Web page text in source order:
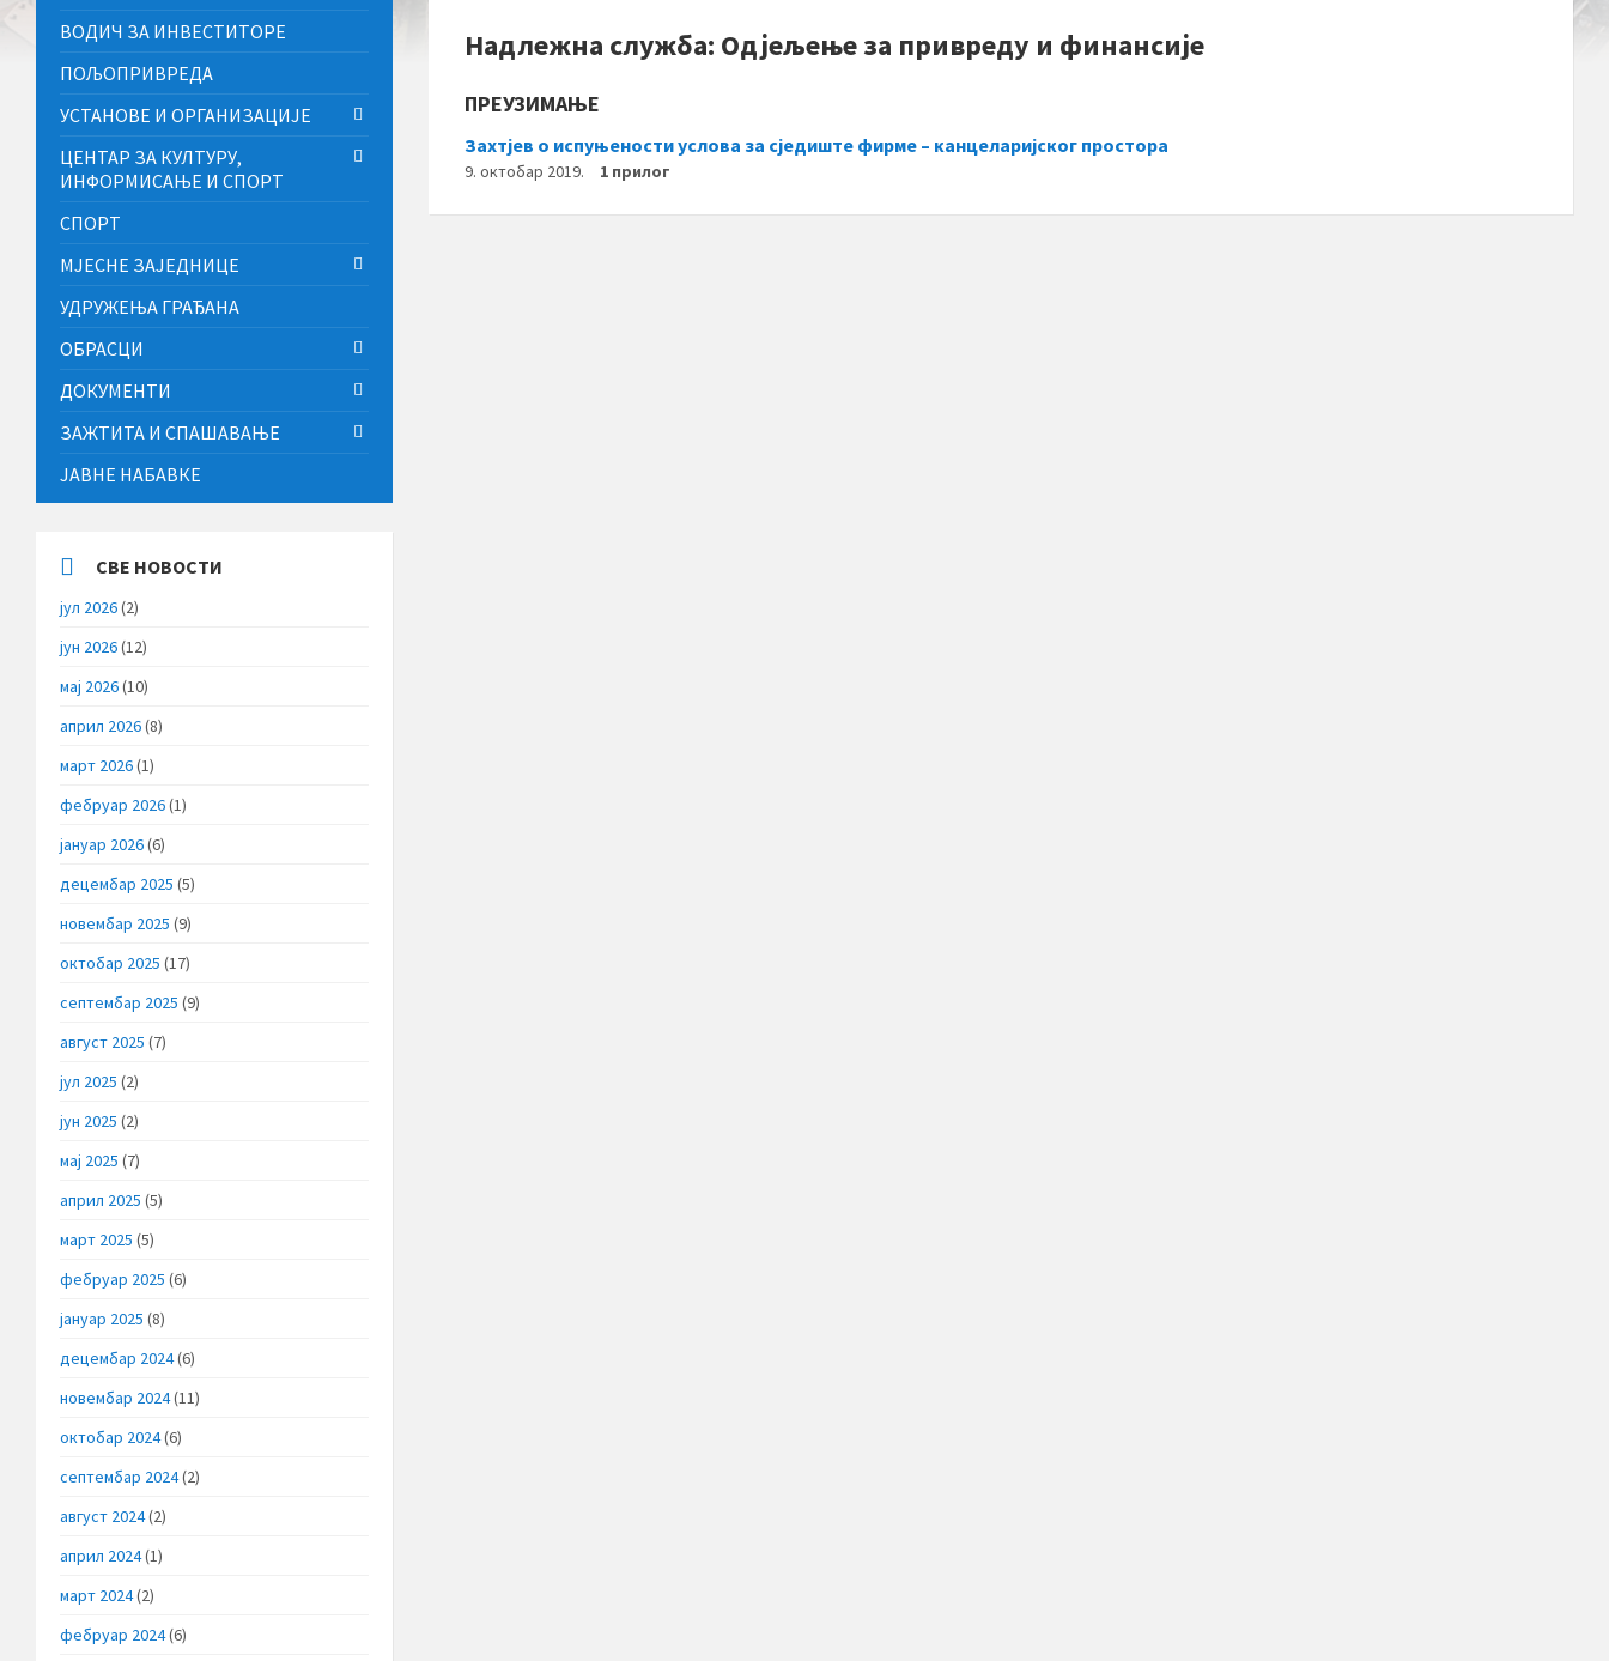
Надлежна служба: Одјељење за привреду и финансије
ПРЕУЗИМАЊЕ
Захтјев о испуњености услова за сједиште фирме – канцеларијског простора
9. октобар 2019. 1 прилог
ВОДИЧ ЗА ИНВЕСТИТОРЕ
ПОЉОПРИВРЕДА
УСТАНОВЕ И ОРГАНИЗАЦИЈЕ
ЦЕНТАР ЗА КУЛТУРУ,
ИНФОРМИСАЊЕ И СПОРТ
СПОРТ
МЈЕСНЕ ЗАЈЕДНИЦЕ
УДРУЖЕЊА ГРАЂАНА
ОБРАСЦИ
ДОКУМЕНТИ
ЗАЖТИТА И СПАШАВАЊЕ
ЈАВНЕ НАБАВКЕ
СВЕ НОВОСТИ
јул 2026(2)
јун 2026(12)
мај 2026(10)
април 2026(8)
март 2026(1)
фебруар 2026(1)
јануар 2026(6)
децембар 2025 (5)
новембар 2025 (9)
октобар 2025 (17)
септембар 2025 (9)
август 2025 (7)
јул 2025 (2)
јун 2025 (2)
мај 2025 (7)
април 2025 (5)
март 2025 (5)
фебруар 2025 (6)
јануар 2025 (8)
децембар 2024(6)
новембар 2024(11)
октобар 2024(6)
септембар 2024(2)
август 2024(2)
април 2024(1)
март 2024(2)
фебруар 2024(6)